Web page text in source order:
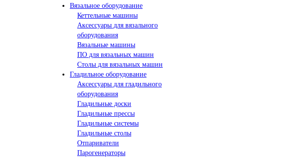
Вязальное оборудование
Кеттельные машины
Аксессуары для вязального
оборудования
Вязальные машины
ПО для вязальных машин
Столы для вязальных машин
Гладильное оборудование
Аксессуары для гладильного
оборудования
Гладильные доски
Гладильные прессы
Гладильные системы
Гладильные столы
Отпариватели
Парогенераторы